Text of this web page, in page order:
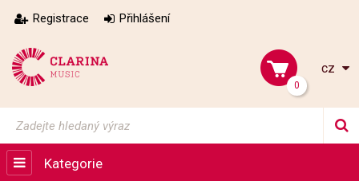
Registrace Přihlášení
0
cz
Kategorie